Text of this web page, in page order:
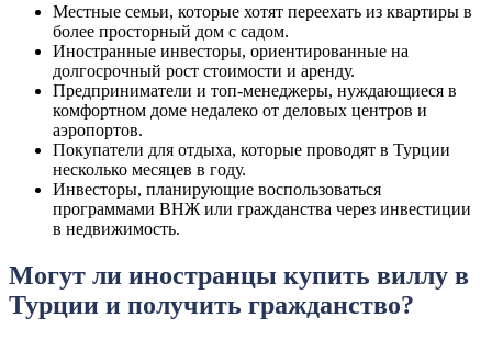
Местные семьи, которые хотят переехать из квартиры в
более просторный дом с садом.
Иностранные инвесторы, ориентированные на
долгосрочный рост стоимости и аренду.
Предприниматели и топ-менеджеры, нуждающиеся в
комфортном доме недалеко от деловых центров и
аэропортов.
Покупатели для отдыха, которые проводят в Турции
несколько месяцев в году.
Инвесторы, планирующие воспользоваться
программами ВНЖ или гражданства через инвестиции
в недвижимость.
Могут ли иностранцы купить виллу в
Турции и получить гражданство?